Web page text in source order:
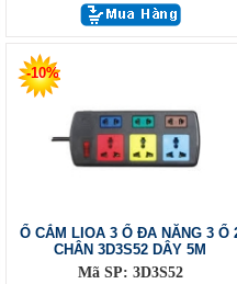
-10%
Ổ CẮM LIOA 3 Ổ ĐA NĂNG 3 Ổ
CHÂN 3D3S52 DÂY 5M
Mã SP: 3D3S52